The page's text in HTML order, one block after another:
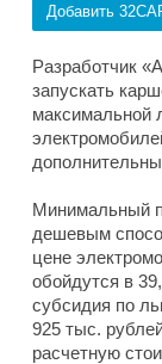
Добавить
Разработчик
запускать
максимальной
Минимальный
дешевым
цене
обойдутся в
субсидия по
925 тыс.
расчетную